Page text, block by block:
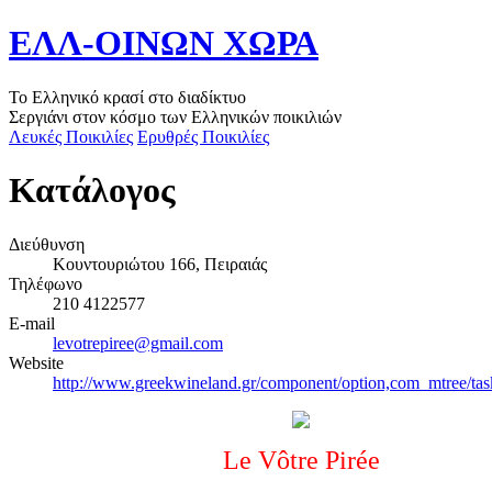
ΕΛΛ-ΟΙΝΩΝ ΧΩΡΑ
Το Ελληνικό κρασί στο διαδίκτυο
Σεργιάνι στον κόσμο των Ελληνικών ποικιλιών
Λευκές Ποικιλίες Ερυθρές Ποικιλίες
Κατάλογος
Διεύθυνση
Κουντουριώτου 166, Πειραιάς
Τηλέφωνο
210 4122577
E-mail
levotrepiree@gmail.com
Website
http://www.greekwineland.gr/component/option,com_mtree/
Le Vôtre Pirée